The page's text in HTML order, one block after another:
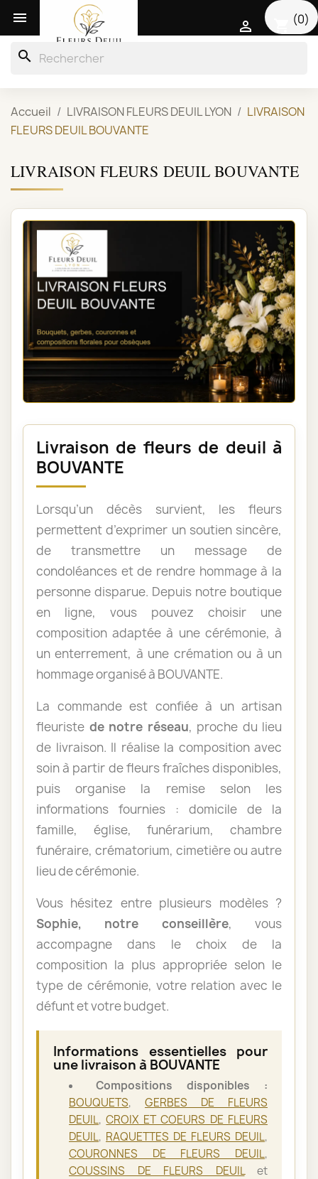
 (0)

search
Accueil LIVRAISON FLEURS DEUIL LYON
LIVRAISON
FLEURS DEUIL BOUVANTE
LIVRAISON FLEURS DEUIL BOUVANTE
Livraison de fleurs de deuil à
BOUVANTE
Lorsqu’un décès survient, les fleurs
permettent d’exprimer un soutien sincère,
de transmettre un message de
condoléances et de rendre hommage à la
personne disparue. Depuis notre boutique
en ligne, vous pouvez choisir une
composition adaptée à une cérémonie, à
un enterrement, à une crémation ou à un
hommage organisé à BOUVANTE.
La commande est confiée à un artisan
fleuriste de notre réseau, proche du lieu
de livraison. Il réalise la composition avec
soin à partir de fleurs fraîches disponibles,
puis organise la remise selon les
informations fournies : domicile de la
famille, église, funérarium, chambre
funéraire, crématorium, cimetière ou autre
lieu de cérémonie.
Vous hésitez entre plusieurs modèles ?
Sophie, notre conseillère, vous
accompagne dans le choix de la
composition la plus appropriée selon le
type de cérémonie, votre relation avec le
défunt et votre budget.
Informations essentielles pour
une livraison à BOUVANTE
Compositions disponibles :
BOUQUETS, GERBES DE FLEURS
DEUIL,CROIX ET COEURS DE FLEURS
DEUIL, RAQUETTES DE FLEURS DEUIL,
COURONNES DE FLEURS DEUIL,
COUSSINS DE FLEURS DEUILet